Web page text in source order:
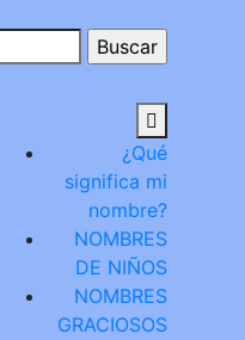
¿Qué
significa mi
nombre?
NOMBRES
DE NIÑOS
NOMBRES
GRACIOSOS